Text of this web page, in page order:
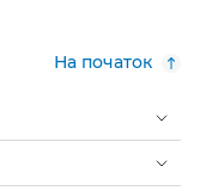
На початок